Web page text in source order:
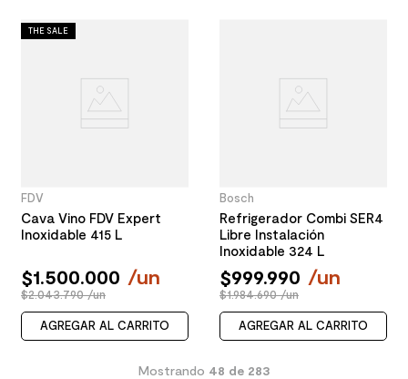
THE SALE
FDV
Cava Vino FDV Expert
Inoxidable 415 L
$1.500.000 /un
$2.043.790 /un
AGREGAR AL CARRITO
Bosch
Refrigerador Combi SER4
Libre Instalación
Inoxidable 324 L
$999.990 /un
$1.984.690 /un
AGREGAR AL CARRITO
Mostrando 48 de 283